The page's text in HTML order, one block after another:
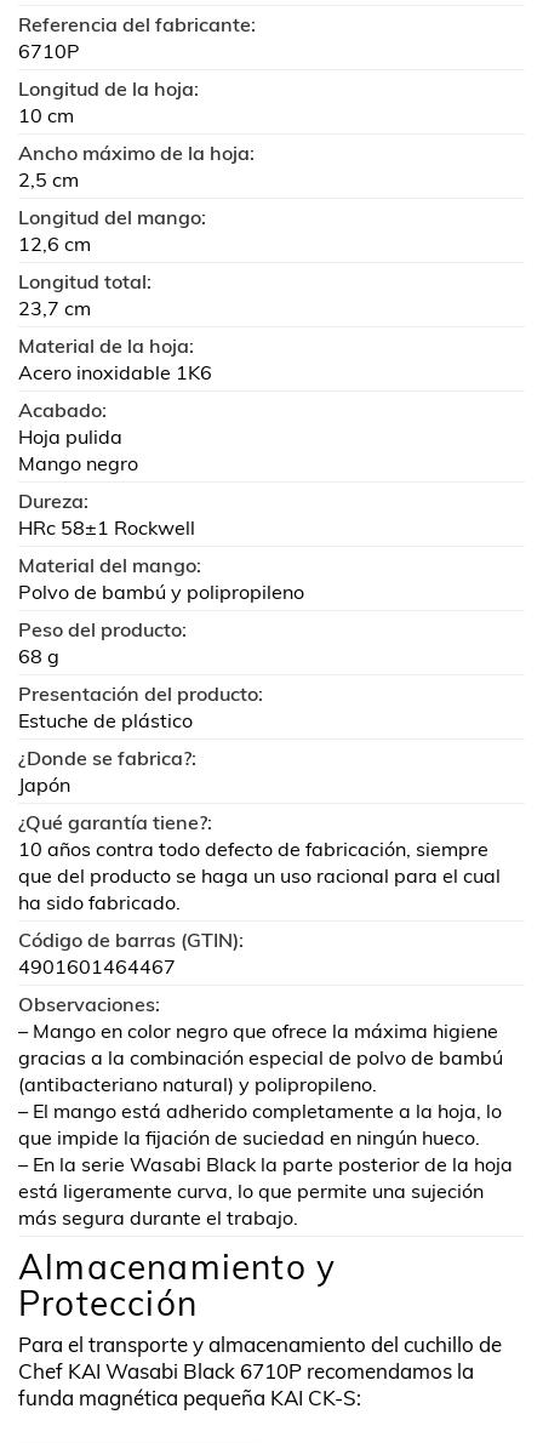
Referencia del fabricante:
6710P
Longitud de la hoja:
10 cm
Ancho máximo de la hoja:
2,5 cm
Longitud del mango:
12,6 cm
Longitud total:
23,7 cm
Material de la hoja:
Acero inoxidable 1K6
Acabado:
Hoja pulida
Mango negro
Dureza:
HRc 58±1 Rockwell
Material del mango:
Polvo de bambú y polipropileno
Peso del producto:
68 g
Presentación del producto:
Estuche de plástico
¿Donde se fabrica?:
Japón
¿Qué garantía tiene?:
10 años contra todo defecto de fabricación, siempre
que del producto se haga un uso racional para el cual
ha sido fabricado.
Código de barras (GTIN):
4901601464467
Observaciones:
– Mango en color negro que ofrece la máxima higiene
gracias a la combinación especial de polvo de bambú
(antibacteriano natural) y polipropileno.
– El mango está adherido completamente a la hoja, lo
que impide la fijación de suciedad en ningún hueco.
– En la serie Wasabi Black la parte posterior de la hoja
está ligeramente curva, lo que permite una sujeción
más segura durante el trabajo.
Almacenamiento y
Protección
Para el transporte y almacenamiento del cuchillo de
Chef KAI Wasabi Black 6710P recomendamos la
funda magnética pequeña KAI CK-S: